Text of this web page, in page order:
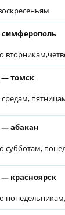
симферополь
томск
средам,
абакан
субботам,
красноярск